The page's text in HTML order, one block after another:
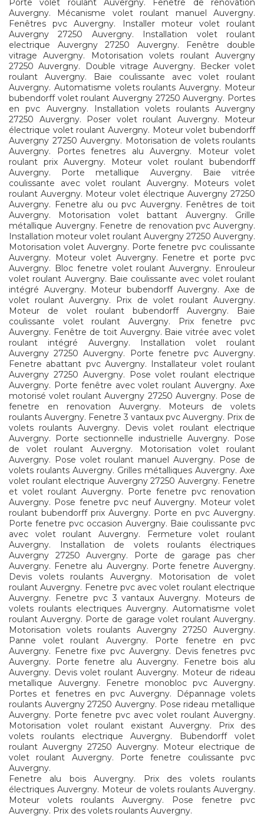
Porte volet roulant Auvergny. Fenetre de renovation
Auvergny. Mécanisme volet roulant manuel Auvergny.
Fenêtres pvc Auvergny. Installer moteur volet roulant
Auvergny 27250 Auvergny. Installation volet roulant
electrique Auvergny 27250 Auvergny. Fenêtre double
vitrage Auvergny. Motorisation volets roulant Auvergny
27250 Auvergny. Double vitrage Auvergny. Becker volet
roulant Auvergny. Baie coulissante avec volet roulant
Auvergny. Automatisme volets roulants Auvergny. Moteur
bubendorff volet roulant Auvergny 27250 Auvergny. Portes
en pvc Auvergny. Installation volets roulants Auvergny
27250 Auvergny. Poser volet roulant Auvergny. Moteur
électrique volet roulant Auvergny. Moteur volet bubendorff
Auvergny 27250 Auvergny. Motorisation de volets roulants
Auvergny. Portes fenetres alu Auvergny. Moteur volet
roulant prix Auvergny. Moteur volet roulant bubendorff
Auvergny. Porte metallique Auvergny. Baie vitrée
coulissante avec volet roulant Auvergny. Moteurs volet
roulant Auvergny. Moteur volet électrique Auvergny 27250
Auvergny. Fenetre alu ou pvc Auvergny. Fenêtres de toit
Auvergny. Motorisation volet battant Auvergny. Grille
métallique Auvergny. Fenetre de renovation pvc Auvergny.
Installation moteur volet roulant Auvergny 27250 Auvergny.
Motorisation volet Auvergny. Porte fenetre pvc coulissante
Auvergny. Moteur volet Auvergny. Fenetre et porte pvc
Auvergny. Bloc fenetre volet roulant Auvergny. Enrouleur
volet roulant Auvergny. Baie coulissante avec volet roulant
intégré Auvergny. Moteur bubendorff Auvergny. Axe de
volet roulant Auvergny. Prix de volet roulant Auvergny.
Moteur de volet roulant bubendorff Auvergny. Baie
coulissante volet roulant Auvergny. Prix fenetre pvc
Auvergny. Fenêtre de toit Auvergny. Baie vitrée avec volet
roulant intégré Auvergny. Installation volet roulant
Auvergny 27250 Auvergny. Porte fenetre pvc Auvergny.
Fenetre abattant pvc Auvergny. Installateur volet roulant
Auvergny 27250 Auvergny. Pose volet roulant electrique
Auvergny. Porte fenêtre avec volet roulant Auvergny. Axe
motorisé volet roulant Auvergny 27250 Auvergny. Pose de
fenetre en renovation Auvergny. Moteurs de volets
roulants Auvergny. Fenetre 3 vantaux pvc Auvergny. Prix de
volets roulants Auvergny. Devis volet roulant electrique
Auvergny. Porte sectionnelle industrielle Auvergny. Pose
de volet roulant Auvergny. Motorisation volet roulant
Auvergny. Pose volet roulant manuel Auvergny. Pose de
volets roulants Auvergny. Grilles métalliques Auvergny. Axe
volet roulant electrique Auvergny 27250 Auvergny. Fenetre
et volet roulant Auvergny. Porte fenetre pvc renovation
Auvergny. Pose fenetre pvc neuf Auvergny. Moteur volet
roulant bubendorff prix Auvergny. Porte en pvc Auvergny.
Porte fenetre pvc occasion Auvergny. Baie coulissante pvc
avec volet roulant Auvergny. Fermeture volet roulant
Auvergny. Installation de volets roulants électriques
Auvergny 27250 Auvergny. Porte de garage pas cher
Auvergny. Fenetre alu Auvergny. Porte fenetre Auvergny.
Devis volets roulants Auvergny. Motorisation de volet
roulant Auvergny. Fenetre pvc avec volet roulant electrique
Auvergny. Fenetre pvc 3 vantaux Auvergny. Moteurs de
volets roulants electriques Auvergny. Automatisme volet
roulant Auvergny. Porte de garage volet roulant Auvergny.
Motorisation volets roulants Auvergny 27250 Auvergny.
Panne volet roulant Auvergny. Porte fenetre en pvc
Auvergny. Fenetre fixe pvc Auvergny. Devis fenetres pvc
Auvergny. Porte fenetre alu Auvergny. Fenetre bois alu
Auvergny. Devis volet roulant Auvergny. Moteur de rideau
metallique Auvergny. Fenetre monobloc pvc Auvergny.
Portes et fenetres en pvc Auvergny. Dépannage volets
roulants Auvergny 27250 Auvergny. Pose rideau metallique
Auvergny. Porte fenetre pvc avec volet roulant Auvergny.
Motorisation volet roulant existant Auvergny. Prix des
volets roulants electrique Auvergny. Bubendorff volet
roulant Auvergny 27250 Auvergny. Moteur electrique de
volet roulant Auvergny. Porte fenetre coulissante pvc
Auvergny.
Fenetre alu bois Auvergny. Prix des volets roulants
électriques Auvergny. Moteur de volets roulants Auvergny.
Moteur volets roulants Auvergny. Pose fenetre pvc
Auvergny. Prix des volets roulants Auvergny.